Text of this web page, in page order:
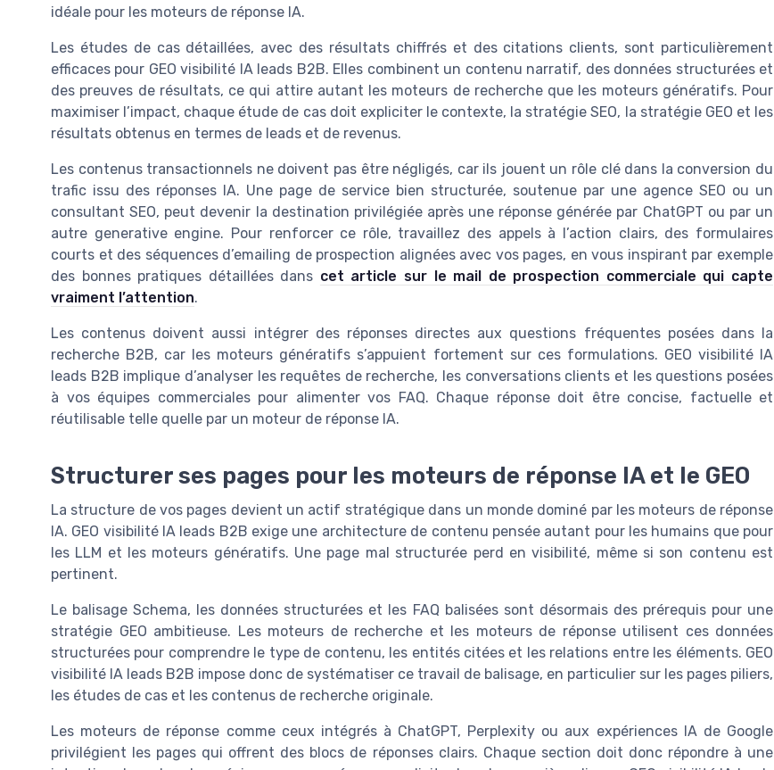
idéale pour les moteurs de réponse IA.
Les études de cas détaillées, avec des résultats chiffrés et des citations clients, sont particulièrement
efficaces pour GEO visibilité IA leads B2B. Elles combinent un contenu narratif, des données structurées et
des preuves de résultats, ce qui attire autant les moteurs de recherche que les moteurs génératifs. Pour
maximiser l’impact, chaque étude de cas doit expliciter le contexte, la stratégie SEO, la stratégie GEO et les
résultats obtenus en termes de leads et de revenus.
Les contenus transactionnels ne doivent pas être négligés, car ils jouent un rôle clé dans la conversion du
trafic issu des réponses IA. Une page de service bien structurée, soutenue par une agence SEO ou un
consultant SEO, peut devenir la destination privilégiée après une réponse générée par ChatGPT ou par un
autre generative engine. Pour renforcer ce rôle, travaillez des appels à l’action clairs, des formulaires
courts et des séquences d’emailing de prospection alignées avec vos pages, en vous inspirant par exemple
des bonnes pratiques détaillées dans cet article sur le mail de prospection commerciale qui capte
vraiment l’attention.
Les contenus doivent aussi intégrer des réponses directes aux questions fréquentes posées dans la
recherche B2B, car les moteurs génératifs s’appuient fortement sur ces formulations. GEO visibilité IA
leads B2B implique d’analyser les requêtes de recherche, les conversations clients et les questions posées
à vos équipes commerciales pour alimenter vos FAQ. Chaque réponse doit être concise, factuelle et
réutilisable telle quelle par un moteur de réponse IA.
Structurer ses pages pour les moteurs de réponse IA et le GEO
La structure de vos pages devient un actif stratégique dans un monde dominé par les moteurs de réponse
IA. GEO visibilité IA leads B2B exige une architecture de contenu pensée autant pour les humains que pour
les LLM et les moteurs génératifs. Une page mal structurée perd en visibilité, même si son contenu est
pertinent.
Le balisage Schema, les données structurées et les FAQ balisées sont désormais des prérequis pour une
stratégie GEO ambitieuse. Les moteurs de recherche et les moteurs de réponse utilisent ces données
structurées pour comprendre le type de contenu, les entités citées et les relations entre les éléments. GEO
visibilité IA leads B2B impose donc de systématiser ce travail de balisage, en particulier sur les pages piliers,
les études de cas et les contenus de recherche originale.
Les moteurs de réponse comme ceux intégrés à ChatGPT, Perplexity ou aux expériences IA de Google
privilégient les pages qui offrent des blocs de réponses clairs. Chaque section doit donc répondre à une